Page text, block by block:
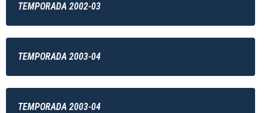
TEMPORADA 2002-03
TEMPORADA 2003-04
TEMPORADA 2003-04